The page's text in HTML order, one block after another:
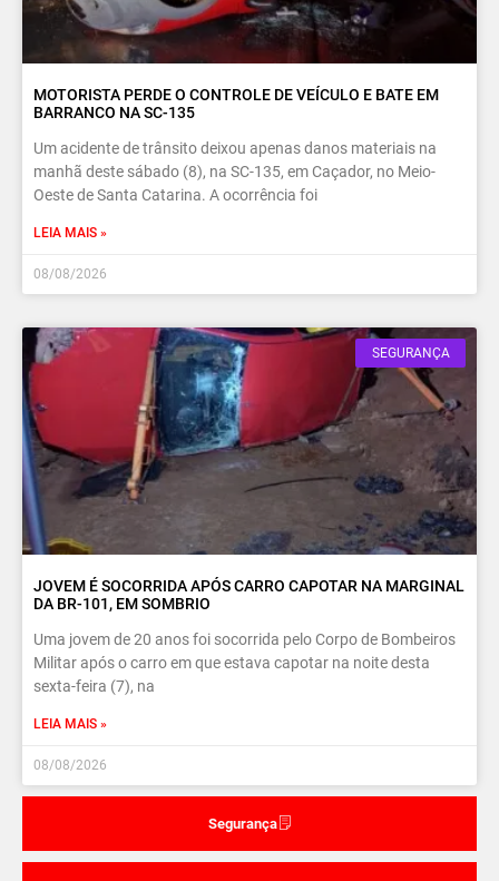
Segurança
MOTORISTA PERDE O CONTROLE DE VEÍCULO E BATE EM
BARRANCO NA SC-135
Um acidente de trânsito deixou apenas danos materiais na
manhã deste sábado (8), na SC-135, em Caçador, no Meio-
Oeste de Santa Catarina. A ocorrência foi
LEIA MAIS »
08/08/2026
SEGURANÇA
JOVEM É SOCORRIDA APÓS CARRO CAPOTAR NA MARGINAL
DA BR-101, EM SOMBRIO
Uma jovem de 20 anos foi socorrida pelo Corpo de Bombeiros
Militar após o carro em que estava capotar na noite desta
sexta-feira (7), na
LEIA MAIS »
08/08/2026